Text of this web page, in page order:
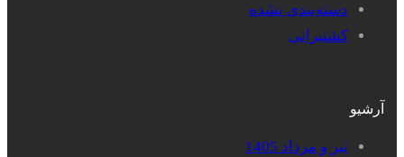
دسته‌بندی نشده
کشتیرانی
آرشیو
تیر و مرداد 1405